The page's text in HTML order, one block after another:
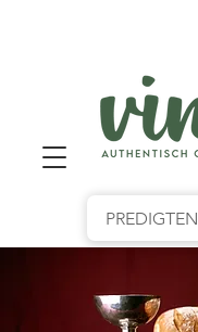
PREDIGTEN